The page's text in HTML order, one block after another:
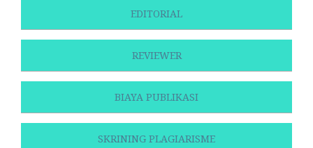
EDITORIAL
REVIEWER
BIAYA PUBLIKASI
SKRINING PLAGIARISME